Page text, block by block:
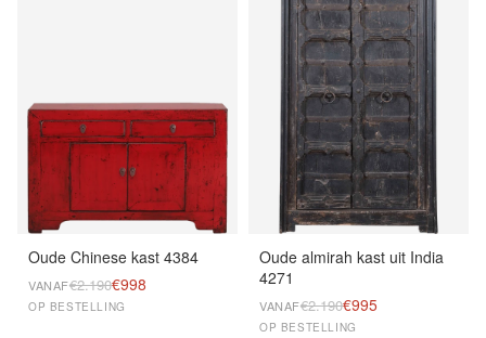
Oude Chinese kast 4384
VANAF€2.190€998
OP BESTELLING
Oude almirah kast uit India
4271
VANAF€2.190€995
OP BESTELLING